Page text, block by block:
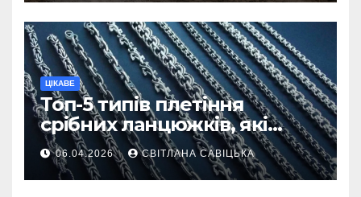
ЦІКАВЕ
Топ-5 типів плетіння
срібних ланцюжків, які
вважаються
найнадійнішими
06.04.2026 СВІТЛАНА САВІЦЬКА